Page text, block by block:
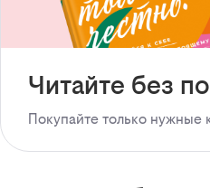
Читайте без
Покупайте только нужные